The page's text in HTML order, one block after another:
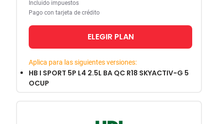
Incluido impuestos
Pago con tarjeta de crédito
ELEGIR PLAN
Aplica para las siguientes versiones:
HB I SPORT 5P L4 2.5L BA QC R18 SKYACTIV-G 5
OCUP